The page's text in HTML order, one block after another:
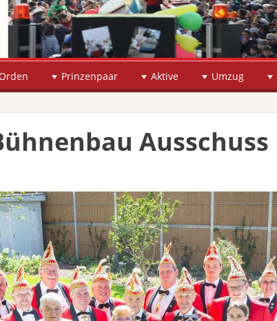
Prinzenpaar Aktive Umzug
Ausschuss